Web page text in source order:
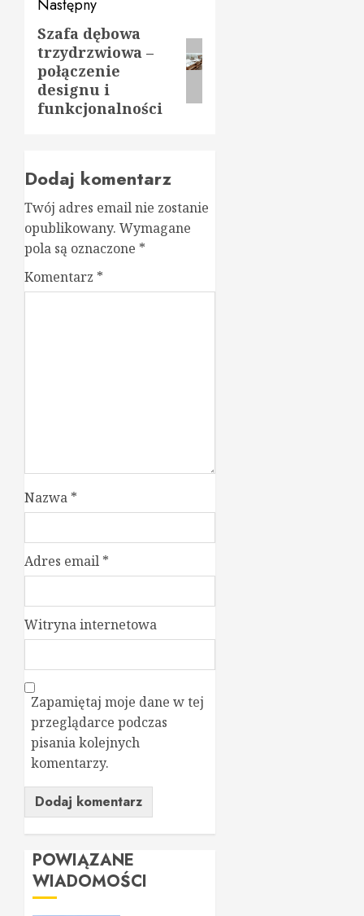
Następny
Następny
wpis:
Szafa dębowa
trzydrzwiowa –
połączenie
designu i
funkcjonalności
Dodaj komentarz
Twój adres email nie zostanie
opublikowany. Wymagane
pola są oznaczone *
Komentarz *
Nazwa *
Adres email *
Witryna internetowa
Zapamiętaj moje dane w tej
przeglądarce podczas
pisania kolejnych
komentarzy.
POWIĄZANE
WIADOMOŚCI